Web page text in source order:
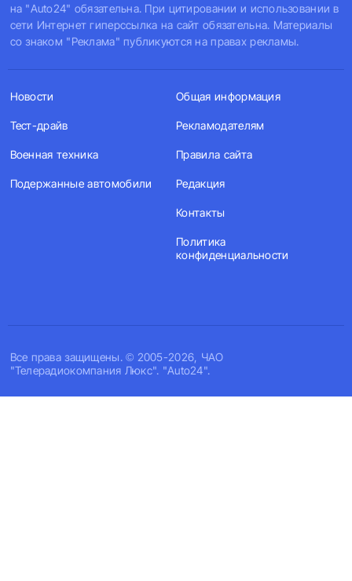
на "Auto24" обязательна. При цитировании и использовании в
сети Интернет гиперссылка на сайт обязательна. Материалы
со знаком "Реклама" публикуются на правах рекламы.
Все права защищены. © 2005-2026, ЧАО
"Телерадиокомпания Люкс". "Auto24".
Новости
Тест-драйв
Военная техника
Подержанные автомобили
Общая информация
Рекламодателям
Правила сайта
Редакция
Контакты
Политика
конфиденциальности